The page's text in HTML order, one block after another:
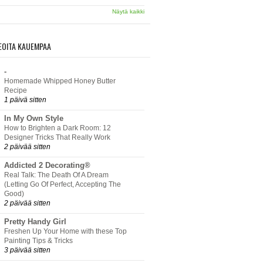
Näytä kaikki
KAUEMPAA
-
Homemade Whipped Honey Butter
Recipe
1 päivä sitten
In My Own Style
How to Brighten a Dark Room: 12
Designer Tricks That Really Work
2 päivää sitten
Addicted 2 Decorating®
Real Talk: The Death Of A Dream
(Letting Go Of Perfect, Accepting The
Good)
2 päivää sitten
Pretty Handy Girl
Freshen Up Your Home with these Top
Painting Tips & Tricks
3 päivää sitten